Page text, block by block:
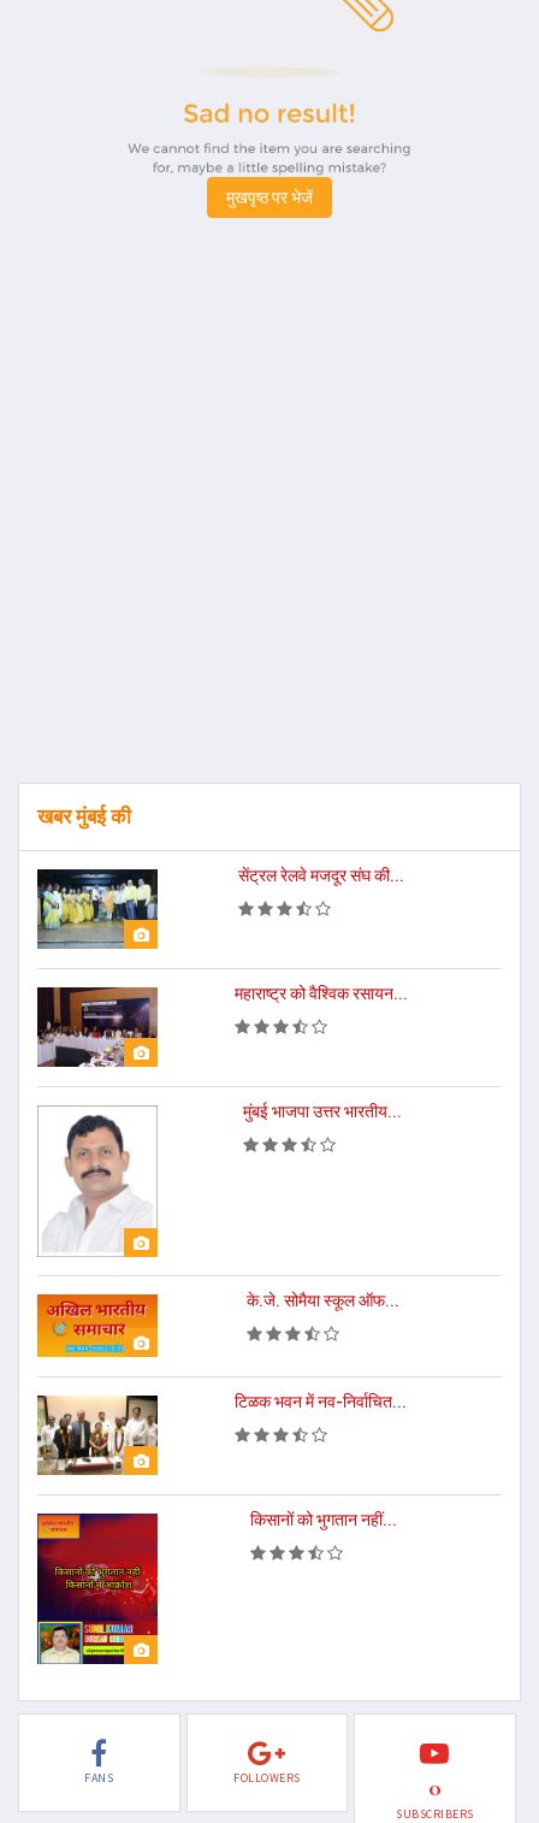
मुखपृष्ठ पर भेजें
खबर मुंबई की
सेंट्रल रेलवे मजदूर संघ की...
महाराष्ट्र को वैश्विक रसायन...
मुंबई भाजपा उत्तर भारतीय...
के.जे. सोमैया स्कूल ऑफ...
टिळक भवन में नव-निर्वाचित...
किसानों को भुगतान नहीं...
FANS FOLLOWERS 0
SUBSCRIBERS